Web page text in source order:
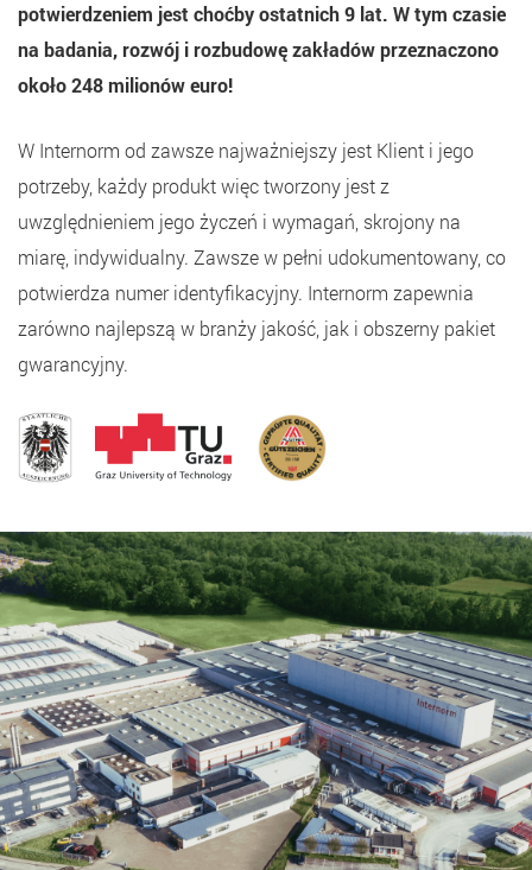
potwierdzeniem jest choćby ostatnich 9 lat. W tym czasie
na badania, rozwój i rozbudowę zakładów przeznaczono
około 248 milionów euro!
W Internorm od zawsze najważniejszy jest Klient i jego
potrzeby, każdy produkt więc tworzony jest z
uwzględnieniem jego życzeń i wymagań, skrojony na
miarę, indywidualny. Zawsze w pełni udokumentowany, co
potwierdza numer identyfikacyjny. Internorm zapewnia
zarówno najlepszą w branży jakość, jak i obszerny pakiet
gwarancyjny.